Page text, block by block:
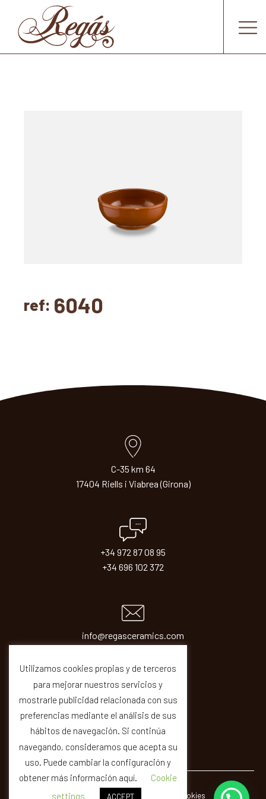
ref: 6040
C-35 km 64
17404 Riells i Viabrea (Girona)
+34 972 87 08 95
+34 696 102 372
info@regasceramics.com
© REGAS · Legal Privacity Cookies Quality
Utilizamos cookies propias y de terceros
para mejorar nuestros servicios y
mostrarle publicidad relacionada con sus
preferencias mediante el análisis de sus
hábitos de navegación. Si continúa
navegando, consideramos que acepta su
uso. Puede cambiar la configuración y
obtener más información aquí.
Cookie
settings
ACCEPT